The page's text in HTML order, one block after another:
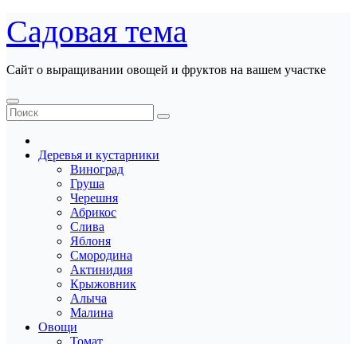
Перейти
к
содержанию
Садовая тема
Сайт о выращивании овощей и фруктов на вашем участке
Деревья и кустарники
Виноград
Груша
Черешня
Абрикос
Слива
Яблоня
Смородина
Актинидия
Крыжовник
Алыча
Малина
Овощи
Томат